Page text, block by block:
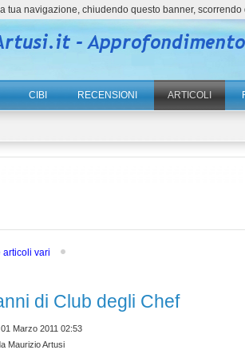
CIBI RECENSIONI ARTICOLI
articoli vari
di Club degli Chef
Marzo 2011 02:53
Maurizio Artusi
tua navigazione, chiudendo questo banner,